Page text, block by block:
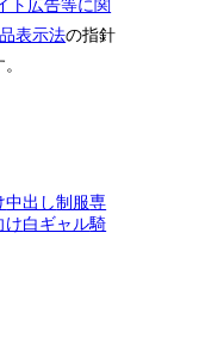
ト広告等に関
表示法の指針
中出し制服専
け白ギャル騎